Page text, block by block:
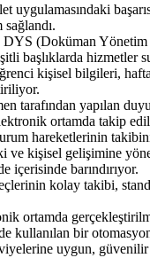
(Doküman Yönetim
başlıklarda hizmetler
kişisel bilgileri,
tarafından yapılan
ortamda takip
hareketlerinin
ve kişisel gelişimine
barındırıyor.
kolay takibi,
ortamda
kullanılan bir
uygun,